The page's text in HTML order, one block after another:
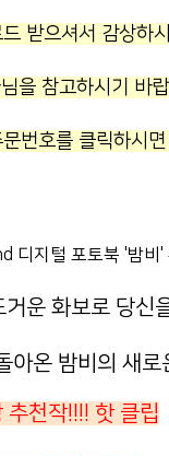
받으셔서 감상하
을 참고하시기 바
번호를 클릭하시
디지털 포토북 '밤비
운 화보로 당신
아온 밤비의 새
추천작!!!! 핫 클립